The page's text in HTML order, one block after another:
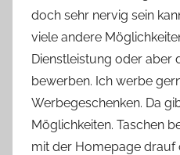
doch sehr nervig sein
viele andere
Dienstleistung oder aber
bewerben. Ich werbe
Werbegeschenken. Da
Möglichkeiten. Taschen
mit der Homepage drauf